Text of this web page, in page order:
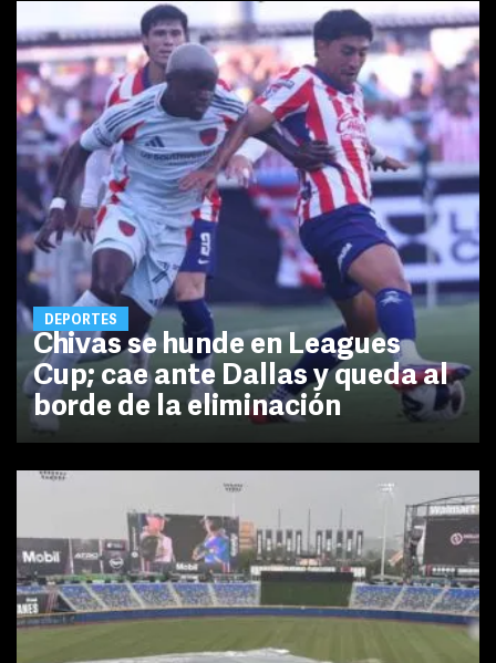
DEPORTES
Chivas se hunde en Leagues
Cup; cae ante Dallas y queda al
borde de la eliminación